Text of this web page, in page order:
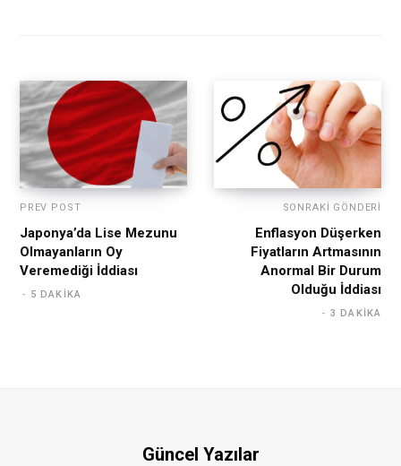
PREV POST
Japonya’da Lise Mezunu
Olmayanların Oy
Veremediği İddiası
5 DAKIKA
SONRAKI GÖNDERI
Enflasyon Düşerken
Fiyatların Artmasının
Anormal Bir Durum
Olduğu İddiası
3 DAKIKA
Güncel Yazılar